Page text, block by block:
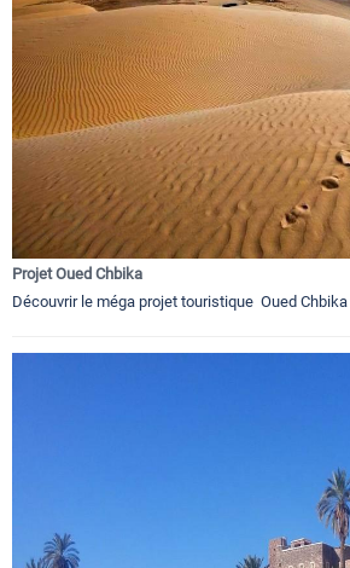
Projet Oued Chbika
Découvrir le méga projet touristique Oued Chbika